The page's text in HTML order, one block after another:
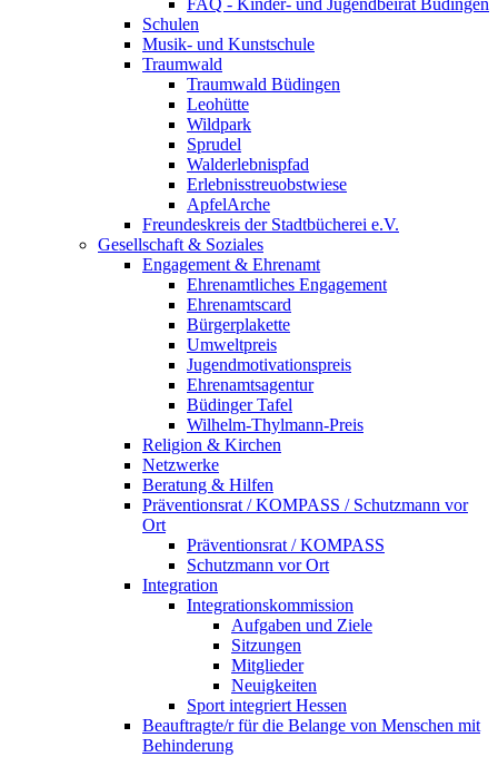
FAQ - Kinder- und Jugendbeirat Büdingen
Schulen
Musik- und Kunstschule
Traumwald
Traumwald Büdingen
Leohütte
Wildpark
Sprudel
Walderlebnispfad
Erlebnisstreuobstwiese
ApfelArche
Freundeskreis der Stadtbücherei e.V.
Gesellschaft & Soziales
Engagement & Ehrenamt
Ehrenamtliches Engagement
Ehrenamtscard
Bürgerplakette
Umweltpreis
Jugendmotivationspreis
Ehrenamtsagentur
Büdinger Tafel
Wilhelm-Thylmann-Preis
Religion & Kirchen
Netzwerke
Beratung & Hilfen
Präventionsrat / KOMPASS / Schutzmann vor
Ort
Präventionsrat / KOMPASS
Schutzmann vor Ort
Integration
Integrationskommission
Aufgaben und Ziele
Sitzungen
Mitglieder
Neuigkeiten
Sport integriert Hessen
Beauftragte/r für die Belange von Menschen mit
Behinderung